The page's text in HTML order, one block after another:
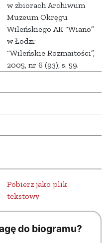
w zbiorach Archiwum
Muzeum Okręgu
Wileńskiego AK “Wiano”
w Łodzi;
“Wileńskie Rozmaitości”,
2005, nr 6 (93), s. 59.
Pobierz jako plik
tekstowy
do biogramu?